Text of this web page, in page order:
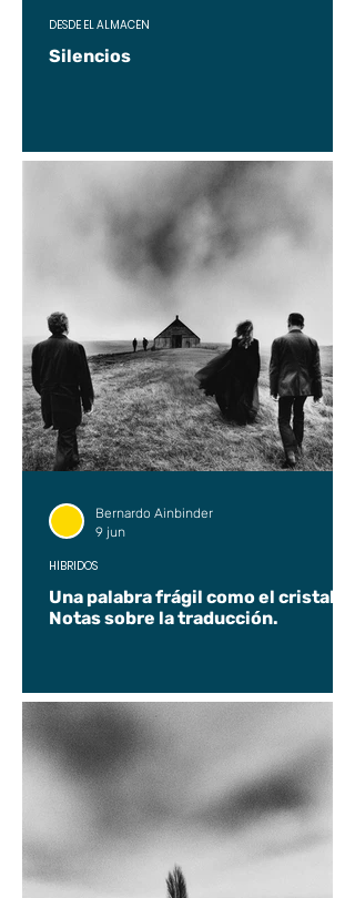
Silencios
DESDE EL ALMACÉN
Una palabra frágil como el cristal.
Notas sobre la traducción.
HÍBRIDOS
Bernardo Ainbinder
9 jun